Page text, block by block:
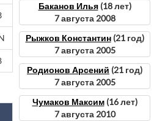
Баканов Илья(18 лет)
7 августа 2008
Рыжков Константин(21 год)
7 августа 2005
Родионов Арсений (21 год)
7 августа 2005
Чумаков Максим(16 лет)
7 августа 2010